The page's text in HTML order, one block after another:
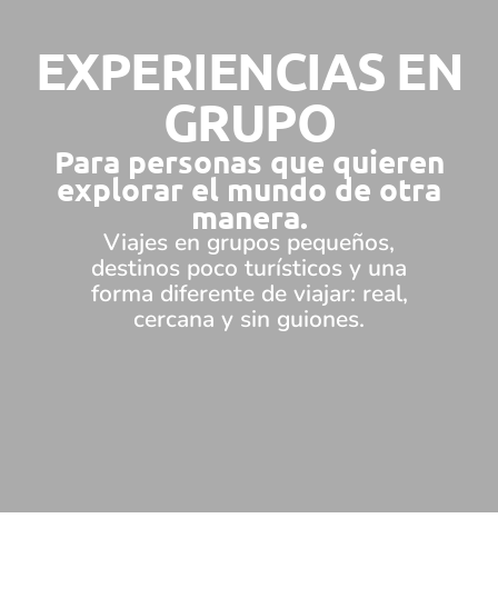
EXPERIENCIAS EN
GRUPO
Para personas que quieren
explorar el mundo de otra
manera.
Viajes en grupos pequeños,
destinos poco turísticos y una
forma diferente de viajar: real,
cercana y sin guiones.